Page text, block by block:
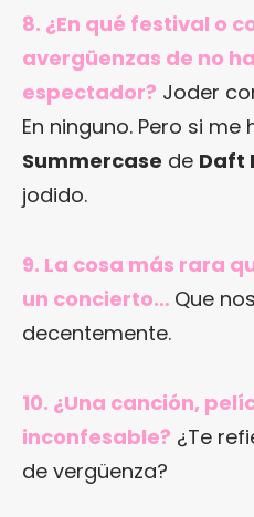
8. ¿En qué festival o
avergüenzas de no
espectador? Joder
En ninguno. Pero si
Summercase de Daft
jodido.
9. La cosa más rara
un concierto… Que
decentemente.
10. ¿Una canción,
inconfesable? ¿Te
de vergüenza?